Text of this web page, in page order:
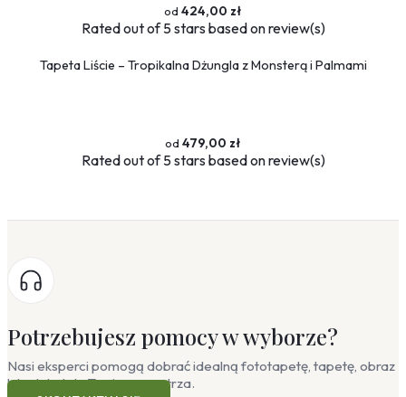
424,00 zł
Ratedout of 5 stars based onreview(s)
Tapeta Liście – Tropikalna Dżungla z Monsterą i Palmami
479,00 zł
Ratedout of 5 stars based onreview(s)
Potrzebujesz pomocy w wyborze?
Nasi eksperci pomogą dobrać idealną fototapetę, tapetę, obraz
lub plakat do Twojego wnętrza.